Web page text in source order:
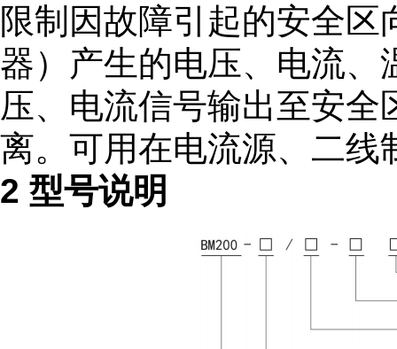
限制因故障引起的安全
器）产生的电压、电流、
压、电流信号输出至安
离。可用在电流源、二线
2 型号说明